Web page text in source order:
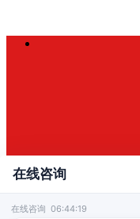
400-772-2056
在线咨询
在线咨询 06:44:19